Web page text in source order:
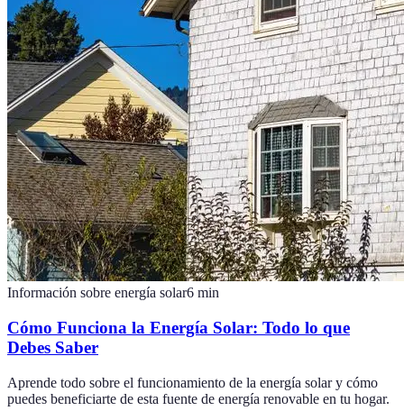
Información sobre energía solar6 min
Cómo Funciona la Energía Solar: Todo lo que
Debes Saber
Aprende todo sobre el funcionamiento de la energía solar y cómo
puedes beneficiarte de esta fuente de energía renovable en tu hogar.